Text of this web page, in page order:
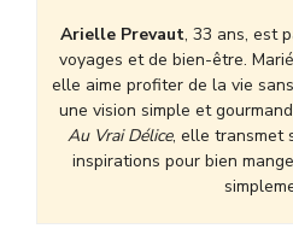
Arielle Prevaut, 33 ans, est
voyages et de bien-être.
elle aime profiter de la vie
une vision simple et
Au Vrai Délice, elle transmet
inspirations pour bien